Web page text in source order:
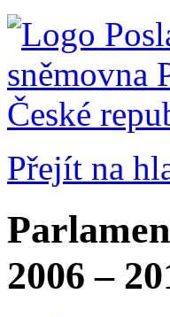
Přejít na
2006 –